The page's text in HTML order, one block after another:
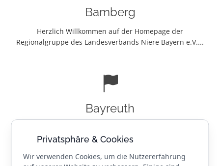
Bamberg
Herzlich Willkommen auf der Homepage der
Regionalgruppe des Landesverbands Niere Bayern e.V....
Bayreuth
Regionalgruppe des Landesverbands Niere Bayern e. V....
Privatsphäre & Cookies
Wir verwenden Cookies, um die Nutzererfahrung